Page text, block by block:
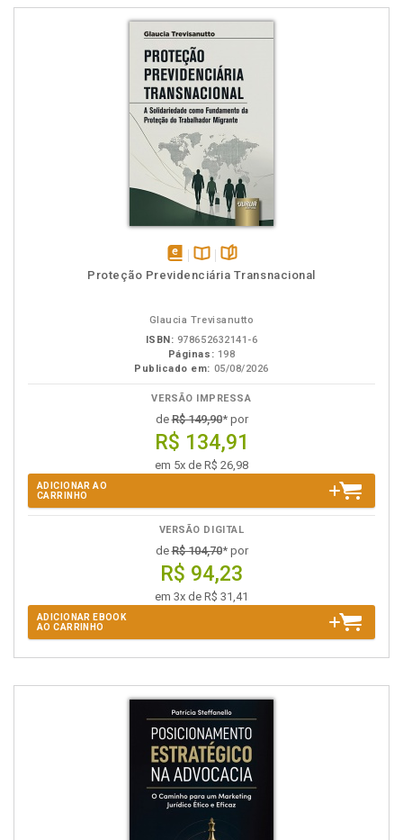
disponívelDisponível
páginas
Proteção Previdenciária Transnacional
Glaucia Trevisanutto
ISBN: 978652632141-6
Páginas: 198
Publicado em: 05/08/2026
VERSÃO IMPRESSA
deR$ 149,90* por
R$ 134,91
em 5x de R$ 26,98
ADICIONAR AO
CARRINHO
VERSÃO DIGITAL
deR$ 104,70* por
R$ 94,23
em 3x de R$ 31,41
ADICIONAR EBOOK
AO CARRINHO